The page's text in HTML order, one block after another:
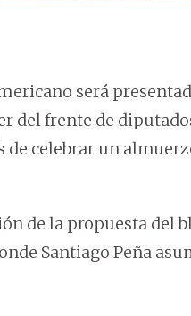
será
del frente de
celebrar un
de la propuesta del
Santiago Peña